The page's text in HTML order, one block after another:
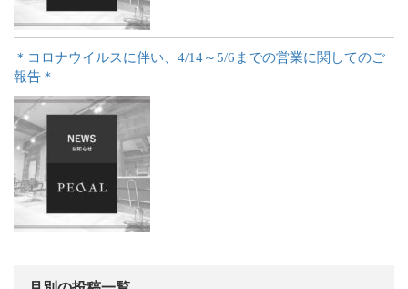
＊コロナウイルスに伴い、4/14～5/6までの営業に関してのご
報告＊